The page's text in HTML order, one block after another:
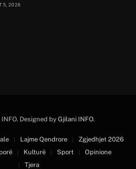
5, 2026
Designed by Gjilani INFO.
Lajme Qendrore
Zgjedhjet 2026
Kulturë Sport
Opinione
Tjera